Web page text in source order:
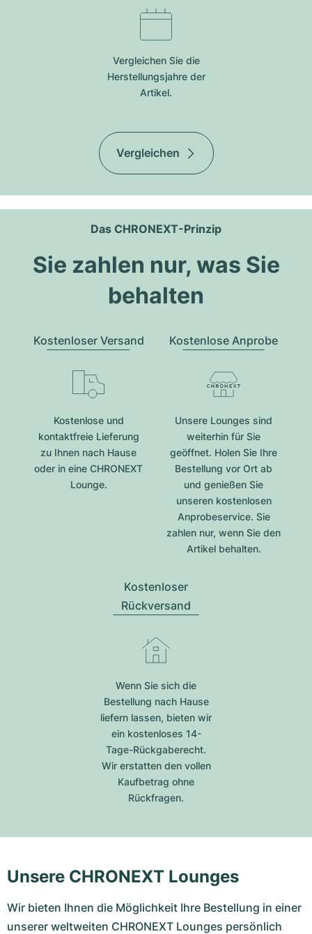
Vergleichen Sie die
Herstellungsjahre der
Artikel.
Vergleichen
Das CHRONEXT-Prinzip
Sie zahlen nur, was Sie
behalten
Kostenloser Versand
Kostenlose und
kontaktfreie Lieferung
zu Ihnen nach Hause
oder in eine CHRONEXT
Lounge.
Kostenlose Anprobe
Unsere Lounges sind
weiterhin für Sie
geöffnet. Holen Sie Ihre
Bestellung vor Ort ab
und genießen Sie
unseren kostenlosen
Anprobeservice. Sie
zahlen nur, wenn Sie den
Artikel behalten.
Kostenloser
Rückversand
Wenn Sie sich die
Bestellung nach Hause
liefern lassen, bieten wir
ein kostenloses 14-
Tage-Rückgaberecht.
Wir erstatten den vollen
Kaufbetrag ohne
Rückfragen.
Unsere CHRONEXT Lounges
Wir bieten Ihnen die Möglichkeit Ihre Bestellung in einer
unserer weltweiten CHRONEXT Lounges persönlich